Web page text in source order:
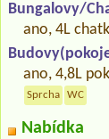
Bungalovy/
ano, 4L
ano, 4,8L
Sprcha WC
Nabídka